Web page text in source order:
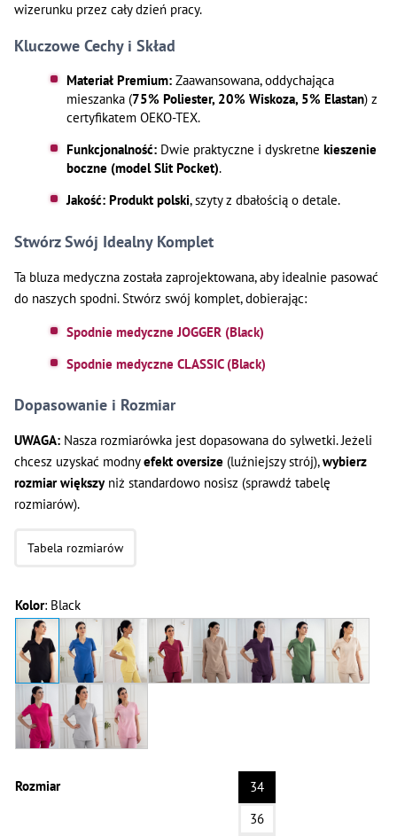
wizerunku przez cały dzień pracy.
Kluczowe Cechy i Skład
Materiał Premium:Zaawansowana, oddychająca
mieszanka (75% Poliester, 20% Wiskoza, 5% Elastan) z
certyfikatem OEKO-TEX.
Funkcjonalność:Dwie praktyczne i dyskretne kieszenie
boczne (model Slit Pocket).
Jakość: Produkt polski, szyty z dbałością o detale.
Stwórz Swój Idealny Komplet
Ta bluza medyczna została zaprojektowana, aby idealnie pasować
do naszych spodni. Stwórz swój komplet, dobierając:
Spodnie medyczne JOGGER (Black)
Spodnie medyczne CLASSIC (Black)
Dopasowanie i Rozmiar
UWAGA: Nasza rozmiarówka jest dopasowana do sylwetki. Jeżeli
chcesz uzyskać modnyefekt oversize (luźniejszy strój),wybierz
rozmiar większyniż standardowo nosisz (sprawdź tabelę
rozmiarów).
Tabela rozmiarów
Kolor: Black
Rozmiar
34
36